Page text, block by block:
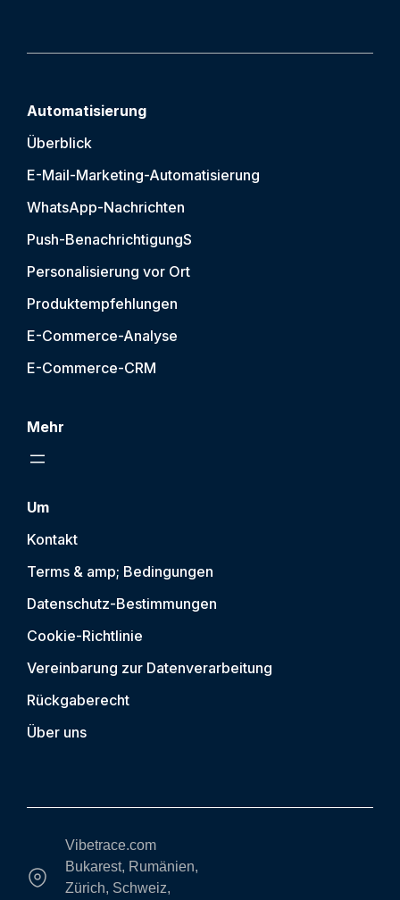
Automatisierung
Überblick
E-Mail-Marketing-Automatisierung
WhatsApp-Nachrichten
Push-BenachrichtigungS
Personalisierung vor Ort
Produktempfehlungen
E-Commerce-Analyse
E-Commerce-CRM
Mehr
Um
Kontakt
Terms & amp; Bedingungen
Datenschutz-Bestimmungen
Cookie-Richtlinie
Vereinbarung zur Datenverarbeitung
Rückgaberecht
Über uns
Vibetrace.com
Bukarest, Rumänien,
Zürich, Schweiz,